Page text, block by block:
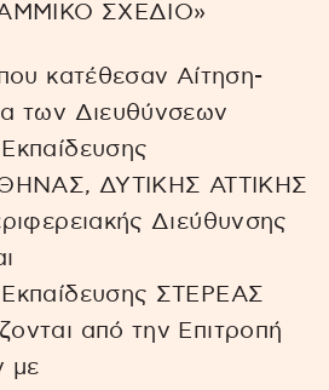
ΣΧΕΔΙΟ»
κατέθεσαν Αίτηση-
των Διευθύνσεων
ΔΥΤΙΚΗΣ ΑΤΤΙΚΗΣ
Διεύθυνσης
ΣΤΕΡΕΑΣ
από την Επιτροπή
με